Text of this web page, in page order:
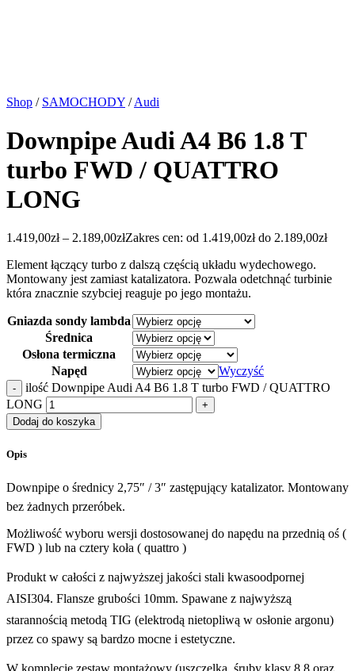
Shop / SAMOCHODY / Audi
Downpipe Audi A4 B6 1.8 T
turbo FWD / QUATTRO
LONG
1.419,00zł – 2.189,00złZakres cen: od 1.419,00zł do 2.189,00zł
Element łączący turbo z dalszą częścią układu wydechowego.
Montowany jest zamiast katalizatora. Pozwala odetchnąć turbinie
która znacznie szybciej reaguje po jego montażu.
Gniazda sondy lambda
Średnica
Osłona termiczna
Napęd
Wyczyść
ilość Downpipe Audi A4 B6 1.8 T turbo FWD / QUATTRO
LONG
Dodaj do koszyka
Opis
Downpipe o średnicy 2,75″ / 3″ zastępujący katalizator. Montowany
bez żadnych przeróbek.
Możliwość wyboru wersji dostosowanej do napędu na przednią oś (
FWD ) lub na cztery koła ( quattro )
Produkt w całości z najwyższej jakości stali kwasoodpornej
AISI304. Flansze grubości 10mm. Spawane z najwyższą
starannością metodą TIG (elektrodą nietopliwą w osłonie argonu)
przez co spawy są bardzo mocne i estetyczne.
W komplecie zestaw montażowy (uszczelka, śruby klasy 8.8 oraz